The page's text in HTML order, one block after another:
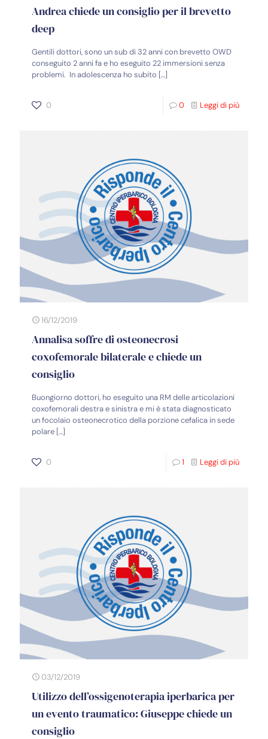
Andrea chiede un consiglio per il brevetto
deep
Gentili dottori, sono un sub di 32 anni con brevetto OWD
conseguito 2 anni fa e ho eseguito 22 immersioni senza
problemi. In adolescenza ho subito […]
0 0 Leggi di più
16/12/2019
Annalisa soffre di osteonecrosi
coxofemorale bilaterale e chiede un
consiglio
Buongiorno dottori, ho eseguito una RM delle articolazioni
coxofemorali destra e sinistra e mi è stata diagnosticato
un focolaio osteonecrotico della porzione cefalica in sede
polare […]
0 1 Leggi di più
03/12/2019
Utilizzo dell’ossigenoterapia iperbarica per
un evento traumatico: Giuseppe chiede un
consiglio